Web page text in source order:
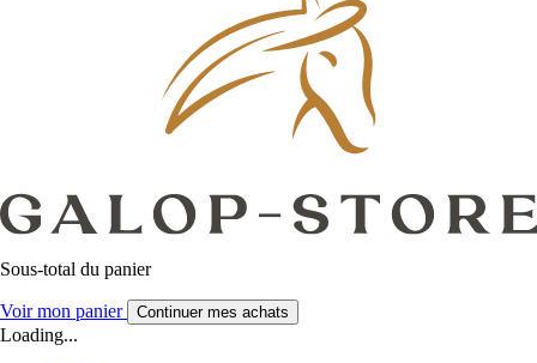
Sous-total du panier
Voir mon panier Continuer mes achats
Loading...